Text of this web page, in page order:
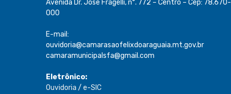
Avenida Dr. Jose Fragelli, n°. 772 – Centro – Cep: 78.670-
000
E-mail:
ouvidoria@camarasaofelixdoaraguaia.mt.gov.br
camaramunicipalsfa@gmail.com
Eletrônico:
Ouvidoria / e-SIC